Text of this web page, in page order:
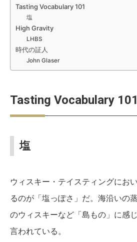
Tasting Vocabulary 101
塩
High Gravity
LHBS
時代の証人
John Glaser
Tasting Vocabulary 101
塩
ウィスキー・テイスティングにお
るのが「塩っぽさ」だ。海沿いの
のウィスキーなど「島もの」に感
言われている。